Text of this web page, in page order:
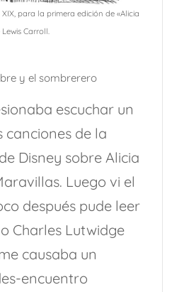
para la primera edición de «Alicia
Carroll.
y el sombrerero
escuchar un
canciones de la
Disney sobre Alicia
Luego vi el
después pude leer
Charles Lutwidge
causaba un
encuentro